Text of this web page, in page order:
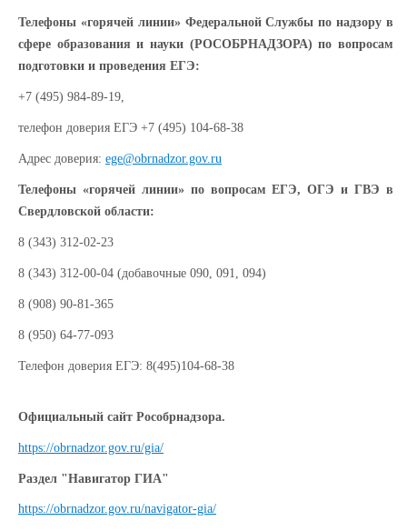
Телефоны «горячей линии» Федеральной Службы по надзору в
сфере образования и науки (РОСОБРНАДЗОРА) по вопросам
подготовки и проведения ЕГЭ:
+7 (495) 984-89-19,
телефон доверия ЕГЭ +7 (495) 104-68-38
Адрес доверия: ege@obrnadzor.gov.ru
Телефоны «горячей линии» по вопросам ЕГЭ, ОГЭ и ГВЭ в
Свердловской области:
8 (343) 312-02-23
8 (343) 312-00-04 (добавочные 090, 091, 094)
8 (908) 90-81-365
8 (950) 64-77-093
Телефон доверия ЕГЭ: 8(495)104-68-38
Официальный сайт Рособрнадзора.
https://obrnadzor.gov.ru/gia/
Раздел "Навигатор ГИА"
https://obrnadzor.gov.ru/navigator-gia/